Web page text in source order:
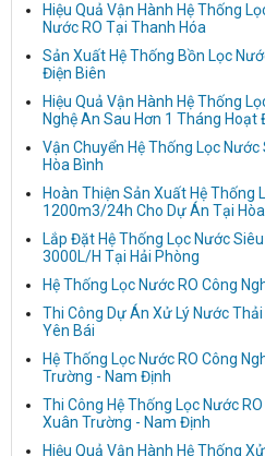
Hiệu Quả Vận Hành Hệ Thống
Nước RO Tại Thanh Hóa
Sản Xuất Hệ Thống Bồn Lọc
Điện Biên
Hiệu Quả Vận Hành Hệ Thống
Nghệ An Sau Hơn 1 Tháng Hoạt
Vận Chuyển Hệ Thống Lọc
Hòa Bình
Hoàn Thiện Sản Xuất Hệ Thống
1200m3/24h Cho Dự Án Tại
Lắp Đặt Hệ Thống Lọc Nước
3000L/H Tại Hải Phòng
Hệ Thống Lọc Nước RO Công
Thi Công Dự Án Xử Lý Nước
Yên Bái
Hệ Thống Lọc Nước RO Công
Trường - Nam Định
Thi Công Hệ Thống Lọc Nước
Xuân Trường - Nam Định
Hiệu Quả Vận Hành Hệ Thống